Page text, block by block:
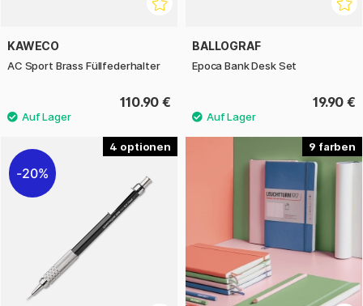
KAWECO
AC Sport Brass Füllfederhalter
110.90 €
BALLOGRAF
Epoca Bank Desk Set
19.90 €
4
20%
9